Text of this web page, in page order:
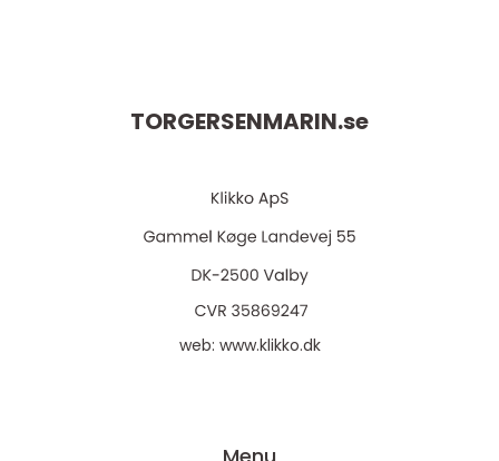
TORGERSENMARIN.se
web: www.klikko.dk